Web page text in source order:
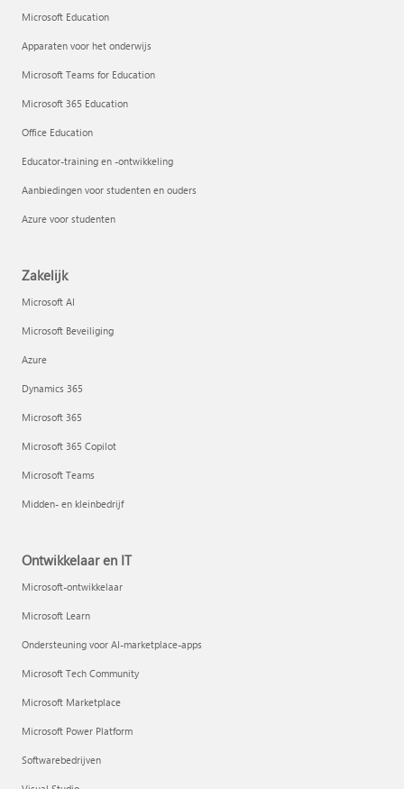
Microsoft Education
Apparaten voor het onderwijs
Microsoft Teams for Education
Microsoft 365 Education
Office Education
Educator-training en -ontwikkeling
Aanbiedingen voor studenten en ouders
Azure voor studenten
Zakelijk
Microsoft AI
Microsoft Beveiliging
Azure
Dynamics 365
Microsoft 365
Microsoft 365 Copilot
Microsoft Teams
Midden- en kleinbedrijf
Ontwikkelaar en IT
Microsoft-ontwikkelaar
Microsoft Learn
Ondersteuning voor AI-marketplace-apps
Microsoft Tech Community
Microsoft Marketplace
Microsoft Power Platform
Softwarebedrijven